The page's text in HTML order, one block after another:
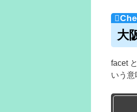
大
facet
いう意